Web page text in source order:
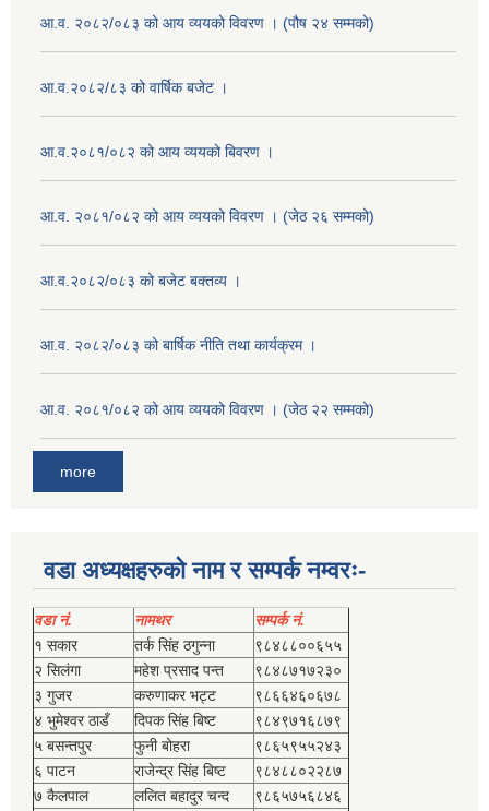
आ.व. २०८२/०८३ को आय व्ययको विवरण । (पौष २४ सम्मको)
आ.व.२०८२/८३ को वार्षिक बजेट ।
आ.व.२०८१/०८२ को आय व्ययको बिवरण ।
आ.व. २०८१/०८२ को आय व्ययको विवरण । (जेठ २६ सम्मको)
आ.व.२०८२/०८३ को बजेट बक्तव्य ।
आ.व. २०८२/०८३ को बार्षिक नीति तथा कार्यक्रम ।
आ.व. २०८१/०८२ को आय व्ययको विवरण । (जेठ २२ सम्मको)
more
वडा अध्यक्षहरुको नाम र सम्पर्क नम्वरः-
वडा नं. नामथर
सम्पर्क नं.
१ सकार
तर्क सिंह ठगुन्‍ना
९८४८८००६५५
२ सिलंगा
महेश प्रसाद पन्त
९८४८७१७२३०
३ गुजर
करुणाकर भट्ट
९८६६४६०६७८
४ भुमेश्‍वर ठाडँ
दिपक सिंह बिष्‍ट
९८४९७१६८७९
५ बसन्तपुर
फुनी बोहरा
९८६५९५५२४३
६ पाटन
राजेन्द्र सिंह बिष्‍ट
९८४८८०२२८७
७ कैलपाल
ललित बहादुर चन्द ९८६५७५६८४६